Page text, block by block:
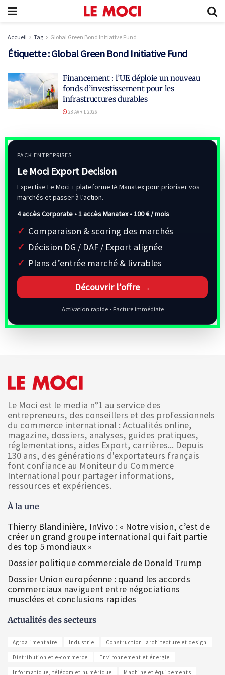
Accueil Tag Global Green Bond Initiative Fund
Étiquette :Global Green Bond Initiative Fund
Financement : l’UE déploie un nouveau
fonds d’investissement pour les
infrastructures durables
28 AVRIL 2026
PACK ENTREPRISES
Le Moci Export Decision
Expertise Le Moci + plateforme IA Manatex pour prioriser vos
marchés et passer à l’action.
4 accès Corporate • 1 accès Manatex •100 € / mois
Comparaison & scoring des marchés
Décision DG / DAF / Export alignée
Plans d’entrée marché & livrables
Découvrir l’offre →
Activation rapide • Facture immédiate
Le Moci est le media n°1 au service des
entrepreneurs, des conseillers et des professionnels
du commerce international : Actualités online,
magazine, dossiers, analyses, guides pratiques,
réglementations, aides Export, carrières... Depuis
130 ans, des générations d'exportateurs français
font confiance au Moniteur du Commerce
International pour partager informations,
ressources et expériences.
À la une
Thierry Blandinière, InVivo : « Notre vision, c’est de
créer un grand groupe international qui fait partie
des top 5 mondiaux »
Dossier politique commerciale de Donald Trump
Dossier Union européenne : quand les accords
commerciaux naviguent entre négociations
musclées et conclusions rapides
Actualités des secteurs
Agroalimentaire Industrie Construction, architecture et design
Distribution et e-commerce Environnement et énergie
Informatique, télécom et numérique Machine et équipements